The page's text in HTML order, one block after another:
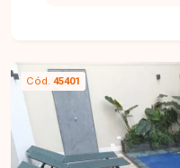
Cód. 45401